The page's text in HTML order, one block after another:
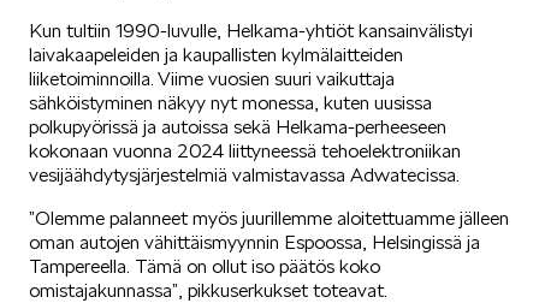
FABIA
Kun tultiin 1990-luvulle, Helkama-yhtiöt kansainvälistyi
laivakaapeleiden ja kaupallisten kylmälaitteiden
liiketoiminnoilla. Viime vuosien suuri vaikuttaja
sähköistyminen näkyy nyt monessa, kuten uusissa
polkupyörissä ja autoissa sekä Helkama-perheeseen
kokonaan vuonna 2024 liittyneessä tehoelektroniikan
vesijäähdytysjärjestelmiä valmistavassa Adwatecissa.
”Olemme palanneet myös juurillemme aloitettuamme jälleen
oman autojen vähittäismyynnin Espoossa, Helsingissä ja
Tampereella. Tämä on ollut iso päätös koko
omistajakunnassa”, pikkuserkukset toteavat.